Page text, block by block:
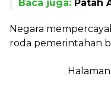
Baca juga: Patah
Negara
roda pemerintahan
Halaman